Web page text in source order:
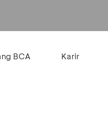
BCA Karir